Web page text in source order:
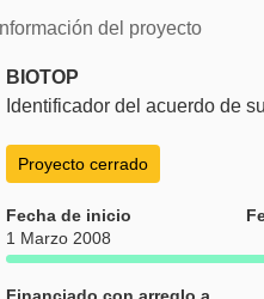
Información del proyecto
BIOTOP
Identificador del acuerdo de
Proyecto cerrado
Fecha de inicio
1 Marzo 2008